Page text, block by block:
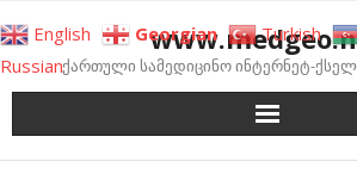
to
contentქართული სამედიცინო ინტერნეტ-
English Georgian Turkish
Russian